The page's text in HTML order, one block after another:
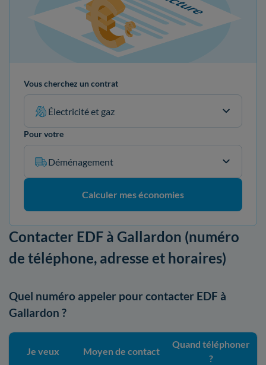
Vous cherchez un contrat
Électricité et gaz
Pour votre
Déménagement
Calculer mes économies
Contacter EDF à Gallardon (numéro
de téléphone, adresse et horaires)
Quel numéro appeler pour contacter EDF à
Gallardon ?
Je veux Moyen de contact
Quand téléphoner
?